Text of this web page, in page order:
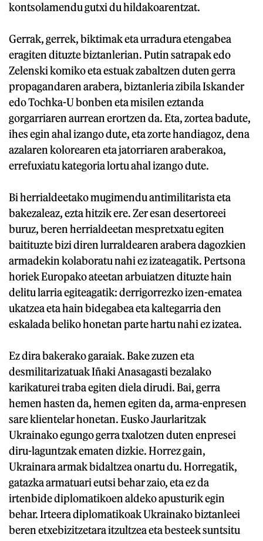
kontsolamendu gutxi du hildakoarentzat.
Gerrak, gerrek, biktimak eta urradura etengabea
eragiten dituzte biztanlerian. Putin satrapak edo
Zelenski komiko eta estuak zabaltzen duten gerra
propagandaren arabera, biztanleria zibila Iskander
edo Tochka-U bonben eta misilen eztanda
gorgarriaren aurrean erortzen da. Eta, zortea badute,
ihes egin ahal izango dute, eta zorte handiagoz, dena
azalaren kolorearen eta jatorriaren araberakoa,
errefuxiatu kategoria lortu ahal izango dute.
Bi herrialdeetako mugimendu antimilitarista eta
bakezaleaz, ezta hitzik ere. Zer esan desertoreei
buruz, beren herrialdeetan mespretxatu egiten
baitituzte bizi diren lurraldearen arabera dagozkien
armadekin kolaboratu nahi ez izateagatik. Pertsona
horiek Europako ateetan arbuiatzen dituzte hain
delitu larria egiteagatik: derrigorrezko izen-ematea
ukatzea eta hain bidegabea eta kaltegarria den
eskalada beliko honetan parte hartu nahi ez izatea.
Ez dira bakerako garaiak. Bake zuzen eta
desmilitarizatuak Iñaki Anasagasti bezalako
karikaturei traba egiten diela dirudi. Bai, gerra
hemen hasten da, hemen egiten da, arma-enpresen
sare klientelar honetan. Eusko Jaurlaritzak
Ukrainako egungo gerra txalotzen duten enpresei
diru-laguntzak ematen dizkie. Horrez gain,
Ukrainara armak bidaltzea onartu du. Horregatik,
gatazka armatuari eutsi behar zaio, eta ez da
irtenbide diplomatikoen aldeko apusturik egin
behar. Irteera diplomatikoak Ukrainako biztanleei
beren etxebizitzetara itzultzea eta besteek suntsitu